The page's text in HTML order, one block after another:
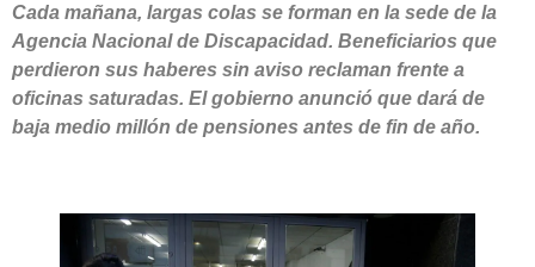
Cada mañana, largas colas se forman en la sede de la
Agencia Nacional de Discapacidad. Beneficiarios que
perdieron sus haberes sin aviso reclaman frente a
oficinas saturadas. El gobierno anunció que dará de
baja medio millón de pensiones antes de fin de año.